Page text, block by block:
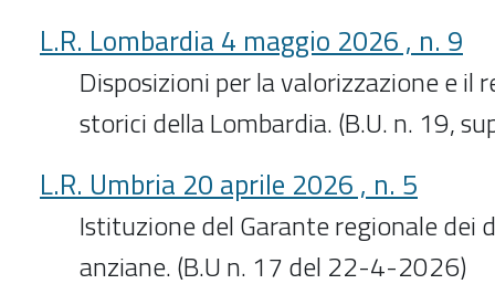
L.R. Lombardia 4 maggio 2026 , n. 9
Disposizioni per la valorizzazione e il
storici della Lombardia. (B.U. n. 19,
L.R. Umbria 20 aprile 2026 , n. 5
Istituzione del Garante regionale dei
anziane. (B.U n. 17 del 22-4-2026)